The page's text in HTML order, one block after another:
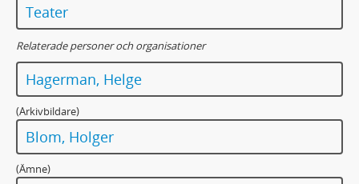
Teater
Relaterade personer och organisationer
Hagerman, Helge
(Arkivbildare)
Blom, Holger
(Ämne)